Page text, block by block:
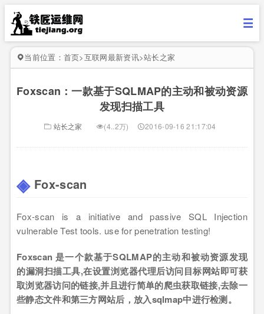
当前位置： 首页>互联网最新资讯>站长之家
Foxscan：一款基于SQLMAP的主动和被动资源
发现扫描工具
站长之家 (4..2万) 2016-09-16 21:17:04
Fox-scan
Fox-scan is a initiative and passive SQL Injection
vulnerable Test tools. use for penetration testing!
Foxscan 是一个款基于SQLMAP的主动和被动资源发现
的漏洞扫描工具,在设置浏览器代理后访问目标网站即可获
取浏览器访问的链接,并且进行简单的爬虫获取链接,去除一
些静态文件和第三方网站后，放入sqlmap中进行检测。